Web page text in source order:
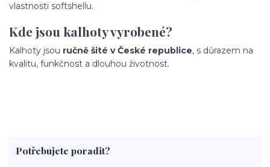
vlastnosti softshellu.
Kde jsou kalhoty vyrobené?
Kalhoty jsou ručně šité v České republice, s důrazem na
kvalitu, funkčnost a dlouhou životnost.
Potřebujete poradit?